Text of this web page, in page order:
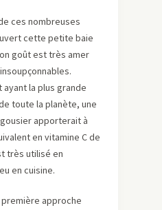
ces nombreuses
cette petite baie
goût est très amer
ayant la plus grande
toute la planète, une
apporterait à
en vitamine C de
très utilisé en
en cuisine.
approche